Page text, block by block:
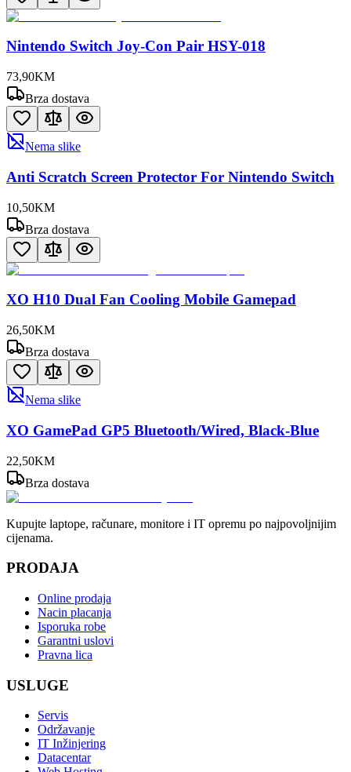
Nintendo Switch Joy-Con Pair HSY-018
73,90KM
Brza dostava
Nema slike
Anti Scratch Screen Protector For Nintendo Switch
10,50KM
Brza dostava
XO H10 Dual Fan Cooling Mobile Gamepad
26,50KM
Brza dostava
Nema slike
XO GamePad GP5 Bluetooth/Wired, Black-Blue
22,50KM
Brza dostava
Kupujte laptope, računare, monitore i IT opremu po najpovoljnijim
cijenama.
PRODAJA
Online prodaja
Nacin placanja
Isporuka robe
Garantni uslovi
Pravna lica
USLUGE
Servis
Održavanje
IT Inžinjering
Datacentar